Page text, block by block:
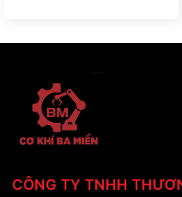
CÔNG TY TNHH